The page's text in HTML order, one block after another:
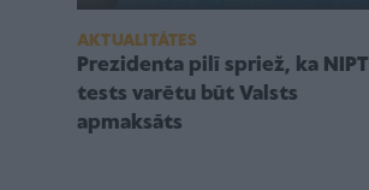
AKTUALITĀTES
Prezidenta pilī spriež, ka NIPT
tests varētu būt Valsts
apmaksāts